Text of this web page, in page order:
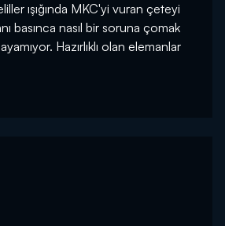
ışığında MKC'yi vuran çeteyi
basınca nasıl bir soruna çomak
Hazırlıklı olan elemanlar